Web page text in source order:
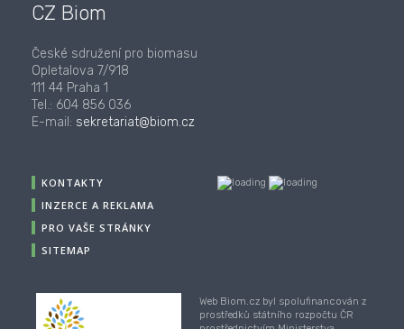
CZ Biom
České sdružení pro biomasu
Opletalova 7/918
111 44 Praha 1
Tel.: 604 856 036
E-mail: sekretariat@biom.cz
KONTAKTY
INZERCE A REKLAMA
PRO VAŠE STRÁNKY
SITEMAP
Web Biom.cz byl spolufinancován z
prostředků státního rozpočtu ČR